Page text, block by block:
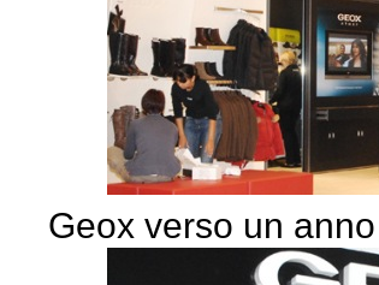
Geox verso un